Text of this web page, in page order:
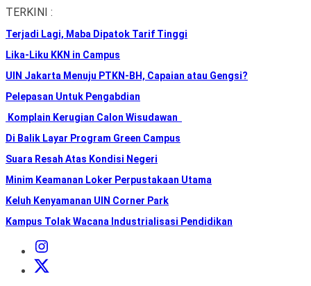
Skip
the
content
TERKINI :
Terjadi Lagi, Maba Dipatok Tarif Tinggi
Lika-Liku KKN in Campus
UIN Jakarta Menuju PTKN-BH, Capaian atau Gengsi?
Pelepasan Untuk Pengabdian
Komplain Kerugian Calon Wisudawan
Di Balik Layar Program Green Campus
Suara Resah Atas Kondisi Negeri
Minim Keamanan Loker Perpustakaan Utama
Keluh Kenyamanan UIN Corner Park
Kampus Tolak Wacana Industrialisasi Pendidikan
Instagram
Institut
X